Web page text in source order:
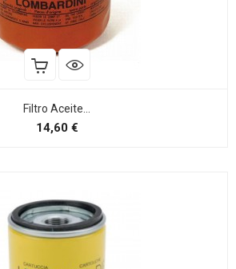
Filtro Aceite...
14,60 €Preço